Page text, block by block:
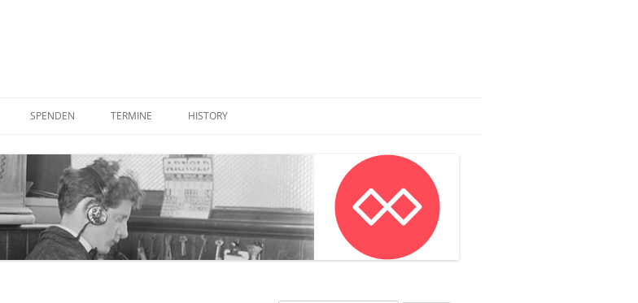
SPENDEN
GOODING
TERMINE HISTORY
IM FERNSEHEN
STADTRATS-ANTRAG:
KOSTENFREIES WLAN IN MAINZ